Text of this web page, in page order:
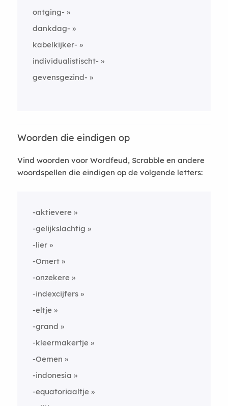
ontging-
dankdag-
kabelkijker-
individualistischt-
gevensgezind-
Woorden die eindigen op
Vind woorden voor Wordfeud, Scrabble en andere
woordspellen die eindigen op de volgende letters:
-aktievere
-gelijkslachtig
-lier
-Omert
-onzekere
-indexcijfers
-eltje
-grand
-kleermakertje
-Oemen
-indonesia
-equatoriaaltje